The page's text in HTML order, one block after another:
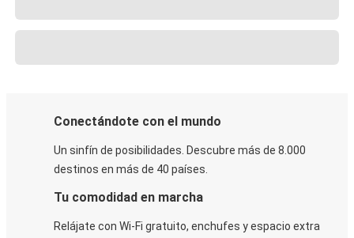
Conectándote con el mundo
Un sinfín de posibilidades. Descubre más de 8.000
destinos en más de 40 países.
Tu comodidad en marcha
Relájate con Wi-Fi gratuito, enchufes y espacio extra